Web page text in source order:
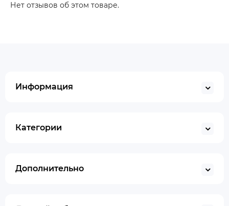
Нет отзывов об этом товаре.
Информация
Категории
Дополнительно